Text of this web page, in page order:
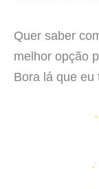
Quer saber
melhor opção
Bora lá que eu